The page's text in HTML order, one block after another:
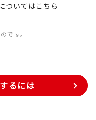
ついてはこちら
です。
るには